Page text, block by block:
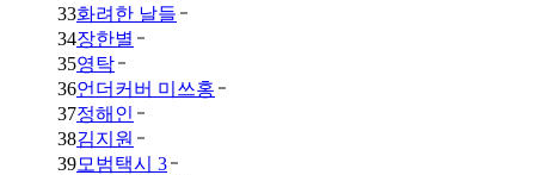
33화려한 날들
34장한별
35영탁
36언더커버 미쓰홍
37정해인
38김지원
39모범택시 3